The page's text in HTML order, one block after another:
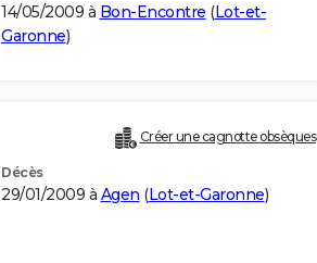
14/05/2009 à Bon-Encontre (Lot-et-
Garonne)
Créer une cagnotte obsèques
Décès
29/01/2009 à Agen (Lot-et-Garonne)